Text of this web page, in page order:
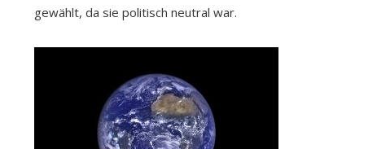
gewählt, da sie politisch neutral war.